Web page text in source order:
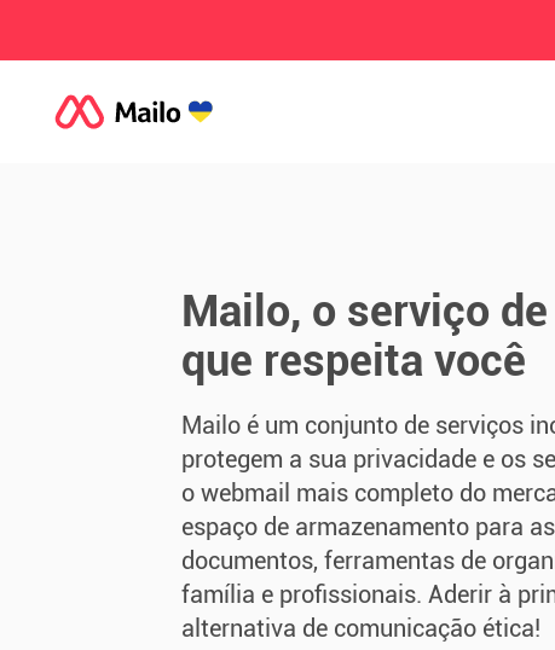
Mailo, o serviço
que respeita você
Mailo é um conjunto de serviços
protegem a sua privacidade e os
o webmail mais completo do
espaço de armazenamento para
documentos, ferramentas de
família e profissionais. Aderir à
alternativa de comunicação ética!